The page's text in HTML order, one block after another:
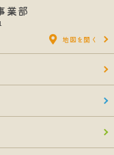
業部
地図を開く